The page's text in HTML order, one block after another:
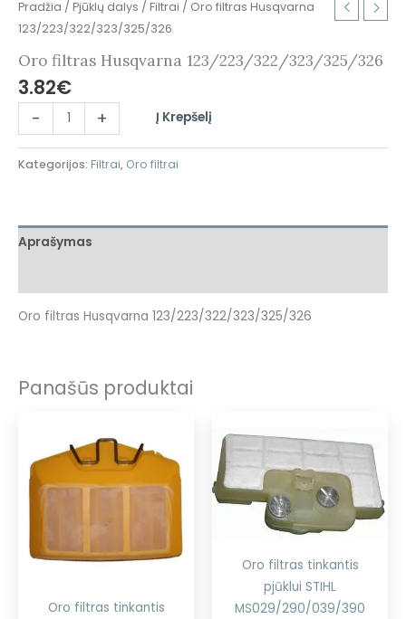
Pradžia / Pjūklų dalys / Filtrai / Oro filtras Husqvarna
123/223/322/323/325/326
Oro filtras Husqvarna 123/223/322/323/325/326
3.82€
- + Į Krepšelį
Kategorijos: Filtrai, Oro filtrai
Aprašymas
Oro filtras Husqvarna 123/223/322/323/325/326
Panašūs produktai
Oro filtras tinkantis
Oro filtras tinkantis
pjūklui STIHL
MS029/290/039/390